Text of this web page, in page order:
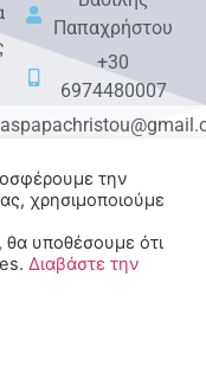
Παπαχρήστου
+30
6974480007
την
χρησιμοποιούμε
θα υποθέσουμε ότι
Διαβάστε την